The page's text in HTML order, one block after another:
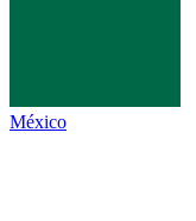
México